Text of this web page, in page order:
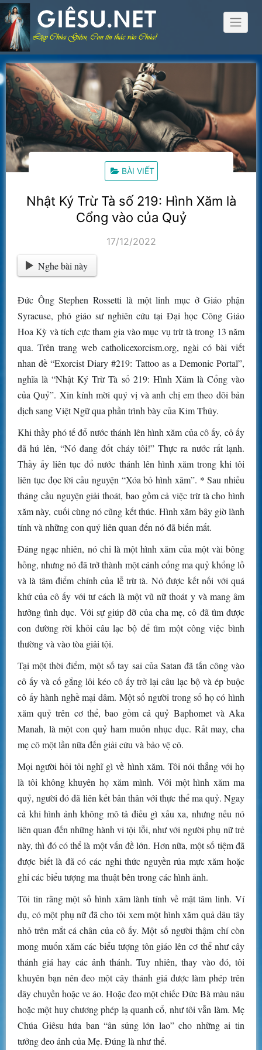
Skip
to
content
BÀI VIẾT
Nhật Ký Trừ Tà số 219: Hình Xăm là
Cổng vào của Quỷ
17/12/2022
Nghe bài này
Đức Ông Stephen Rossetti là một linh mục ở Giáo phận
Syracuse, phó giáo sư nghiên cứu tại Đại học Công Giáo
Hoa Kỳ và tích cực tham gia vào mục vụ trừ tà trong 13 năm
qua. Trên trang web catholicexorcism.org, ngài có bài viết
nhan đề “Exorcist Diary #219: Tattoo as a Demonic Portal”,
nghĩa là “Nhật Ký Trừ Tà số 219: Hình Xăm là Cổng vào
của Quỷ”. Xin kính mời quý vị và anh chị em theo dõi bản
dịch sang Việt Ngữ qua phần trình bày của Kim Thúy.
Khi thầy phó tế đổ nước thánh lên hình xăm của cô ấy, cô ấy
đã hú lên, “Nó đang đốt cháy tôi!” Thực ra nước rất lạnh.
Thầy ấy liên tục đổ nước thánh lên hình xăm trong khi tôi
liên tục đọc lời cầu nguyện “Xóa bỏ hình xăm”. * Sau nhiều
tháng cầu nguyện giải thoát, bao gồm cả việc trừ tà cho hình
xăm này, cuối cùng nó cũng kết thúc. Hình xăm bây giờ lành
tính và những con quỷ liên quan đến nó đã biến mất.
Đáng ngạc nhiên, nó chỉ là một hình xăm của một vài bông
hồng, nhưng nó đã trở thành một cánh cổng ma quỷ khổng lồ
và là tâm điểm chính của lễ trừ tà. Nó được kết nối với quá
khứ của cô ấy với tư cách là một vũ nữ thoát y và mang âm
hưởng tình dục. Với sự giúp đỡ của cha mẹ, cô đã tìm được
con đường rời khỏi câu lạc bộ để tìm một công việc bình
thường và vào tòa giải tội.
Tại một thời điểm, một số tay sai của Satan đã tấn công vào
cô ấy và cố gắng lôi kéo cô ấy trở lại câu lạc bộ và ép buộc
cô ấy hành nghề mại dâm. Một số người trong số họ có hình
xăm quỷ trên cơ thể, bao gồm cả quỷ Baphomet và Aka
Manah, là một con quỷ ham muốn nhục dục. Rất may, cha
mẹ cô một lần nữa đến giải cứu và bảo vệ cô.
Mọi người hỏi tôi nghĩ gì về hình xăm. Tôi nói thẳng với họ
là tôi không khuyên họ xăm mình. Với một hình xăm ma
quỷ, người đó đã liên kết bản thân với thực thể ma quỷ. Ngay
cả khi hình ảnh không mô tả điều gì xấu xa, nhưng nếu nó
liên quan đến những hành vi tội lỗi, như với người phụ nữ trẻ
này, thì đó có thể là một vấn đề lớn. Hơn nữa, một số tiệm đã
được biết là đã có các nghi thức nguyền rủa mực xăm hoặc
ghi các biểu tượng ma thuật bên trong các hình ảnh.
Tôi tin rằng một số hình xăm lành tính về mặt tâm linh. Ví
dụ, có một phụ nữ đã cho tôi xem một hình xăm quả dâu tây
nhỏ trên mắt cá chân của cô ấy. Một số người thậm chí còn
mong muốn xăm các biểu tượng tôn giáo lên cơ thể như cây
thánh giá hay các ảnh thánh. Tuy nhiên, thay vào đó, tôi
khuyên bạn nên đeo một cây thánh giá được làm phép trên
dây chuyền hoặc ve áo. Hoặc đeo một chiếc Đức Bà màu nâu
hoặc một huy chương phép lạ quanh cổ, như tôi vẫn làm. Mẹ
Chúa Giêsu hứa ban “ân sủng lớn lao” cho những ai tin
tưởng đeo ảnh của Mẹ. Đúng là như thế.